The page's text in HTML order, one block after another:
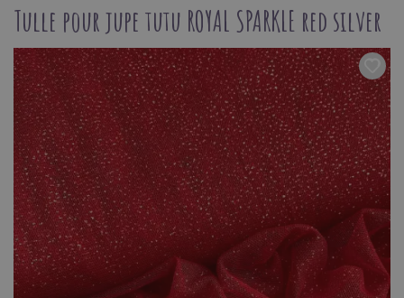
Tulle pour jupe tutu ROYAL SPARKLE red silver